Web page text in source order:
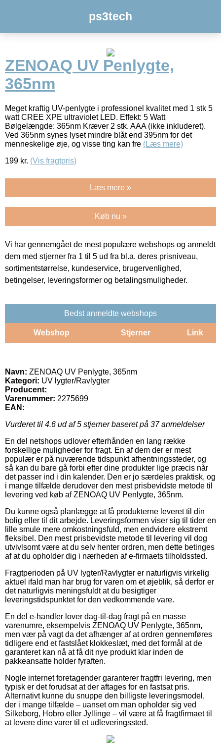
ps3tech
ZENOAQ UV Penlygte,
365nm
Meget kraftig UV-penlygte i professionel kvalitet med 1 stk 5
watt CREE XPE ultraviolet LED. Effekt: 5 Watt
Bølgelængde: 365nm Kræver 2 stk. AAA (ikke inkluderet).
Ved 365nm synes lyset mindre blåt end 395nm for det
menneskelige øje, og visse ting kan fre (Læs mere)
199 kr. (Vis fragtpris)
Læs mere »
Køb nu »
Vi har gennemgået de mest populære webshops og anmeldt
dem med stjerner fra 1 til 5 ud fra bl.a. deres prisniveau,
sortimentstørrelse, kundeservice, brugervenlighed,
betingelser, leveringsformer og betalingsmuligheder.
Bedst anmeldte webshops
Webshop Stjerner Link
Navn: ZENOAQ UV Penlygte, 365nm
Kategori: UV lygter/Ravlygter
Producent:
Varenummer: 2275699
EAN:
Vurderet til 4.6 ud af 5 stjerner baseret på 37anmeldelser
En del netshops udlover efterhånden en lang række
forskellige muligheder for fragt. En af dem der er mest
populær er på nuværende tidspunkt afhentningssteder, og
så kan du bare gå forbi efter dine produkter lige præcis når
det passer ind i din kalender. Den er jo særdeles praktisk, og
i mange tilfælde derudover den mest prisbevidste metode til
levering ved køb af ZENOAQ UV Penlygte, 365nm.
Du kunne også planlægge at få produkterne leveret til din
bolig eller til dit arbejde. Leveringsformen viser sig til tider en
lille smule mere omkostningsfuld, men endvidere ekstremt
fleksibel. Den mest prisbevidste metode til levering vil dog
utvivlsomt være at du selv henter ordren, men dette betinges
af at du opholder dig i nærheden af e-firmaets tilholdssted.
Fragtperioden på UV lygter/Ravlygter er naturligvis virkelig
aktuel ifald man har brug for varen om et øjeblik, så derfor er
det naturligvis meningsfuldt at du besigtiger
leveringstidspunktet for den vedkommende vare.
En del e-handler lover dag-til-dag fragt på en masse
varenumre, eksempelvis ZENOAQ UV Penlygte, 365nm,
men vær på vagt da det afhænger af at ordren gennemføres
tidligere end et fastslået klokkeslæt, med det formål at de
garanteret kan nå at få dit nye produkt klar inden de
pakkeansatte holder fyraften.
Nogle internet foretagender garanterer fragtfri levering, men
typisk er det forudsat at der aftages for en fastsat pris.
Alternativt kunne du snuppe den billigste leveringsmodel,
der i mange tilfælde – uanset om man opholder sig ved
Silkeborg, Hobro eller Jyllinge – vil være at få fragtfirmaet til
at levere dine varer til et udleveringssted.